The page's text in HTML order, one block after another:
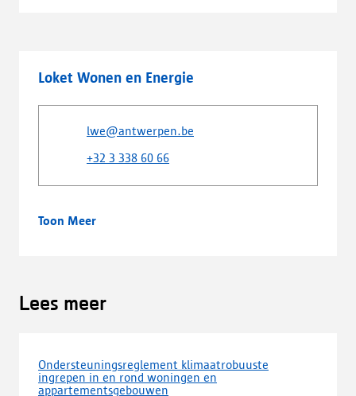
Loket Wonen en Energie
lwe@antwerpen.be
+32 3 338 60 66
Toon Meer
Lees meer
Ondersteuningsreglement klimaatrobuuste
ingrepen in en rond woningen en
appartementsgebouwen